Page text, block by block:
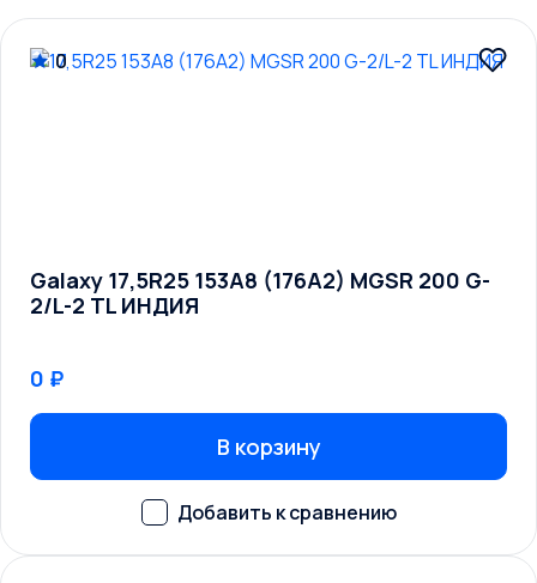
0
Galaxy 17,5R25 153A8 (176A2) MGSR 200 G-
2/L-2 TL ИНДИЯ
0 ₽
В корзину